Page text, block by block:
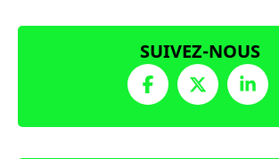
SUIVEZ-NOUS